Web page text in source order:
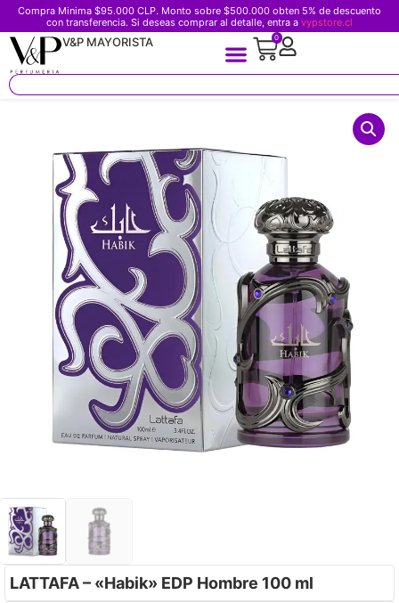
Compra Minima $95.000 CLP. Monto sobre $500.000 obten 5% de descuento
con transferencia. Si deseas comprar al detalle, entra a vypstore.cl
V&P MAYORISTA 0
LATTAFA – «Habik» EDP Hombre 100 ml